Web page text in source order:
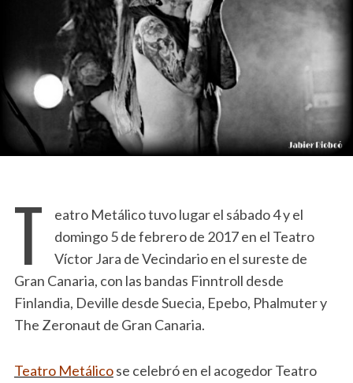
T
eatro Metálico tuvo lugar el sábado 4 y el
domingo 5 de febrero de 2017 en el Teatro
Víctor Jara de Vecindario en el sureste de
Gran Canaria, con las bandas Finntroll desde
Finlandia, Deville desde Suecia, Epebo, Phalmuter y
The Zeronaut de Gran Canaria.
Teatro Metálicose celebró en el acogedor Teatro